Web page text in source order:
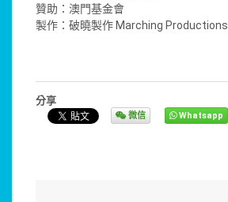
贊助：澳門基金會
製作：破曉製作 Marching Productions
分享
微信 Whatsapp